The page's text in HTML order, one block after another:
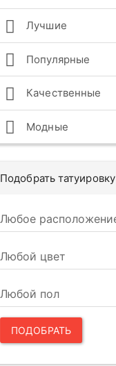
Лучшие
Популярные
Качественные
Модные
Подобрать татуировку
ПОДОБРАТЬ